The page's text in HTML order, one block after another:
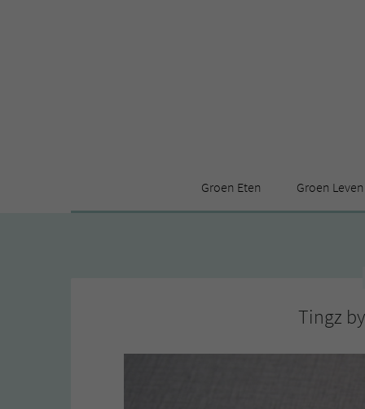
Groen Eten Groen Leven
Tingz